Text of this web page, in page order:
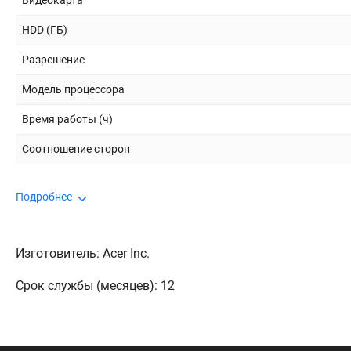
HDD (ГБ)
Разрешение
Модель процессора
Время работы (ч)
Соотношение сторон
Подробнее
Изготовитель: Acer Inc.
Срок службы (месяцев): 12